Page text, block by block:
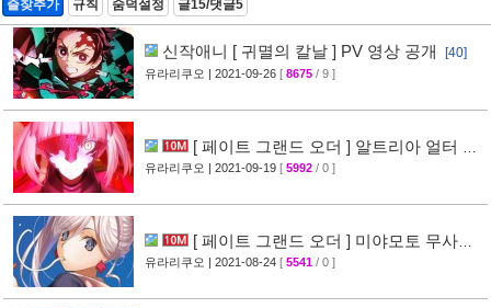
웹툰
즐찾추가 규칙 숨덕설정 글15/댓글5
신작애니 [ 귀멸의 칼날 ] PV 영상 공개 [40]
유라리쿠오 | 2021-09-26 [ 8675 / 9 ]
[ 페이트 그랜드 오더 ] 알트리아 얼터 피
규어 리뷰 사진 공개 [33]
유라리쿠오 | 2021-09-19 [ 5992 / 0 ]
[ 페이트 그랜드 오더 ] 미야모토 무사시
피규어 리뷰 사진 공개
[25]
유라리쿠오 | 2021-08-24 [ 5541 / 0 ]